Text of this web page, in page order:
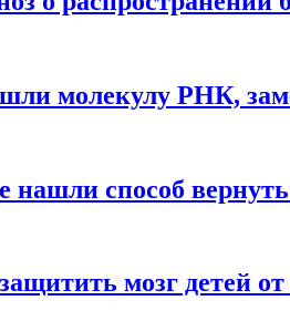
молекулу РНК,
способ
мозг детей от